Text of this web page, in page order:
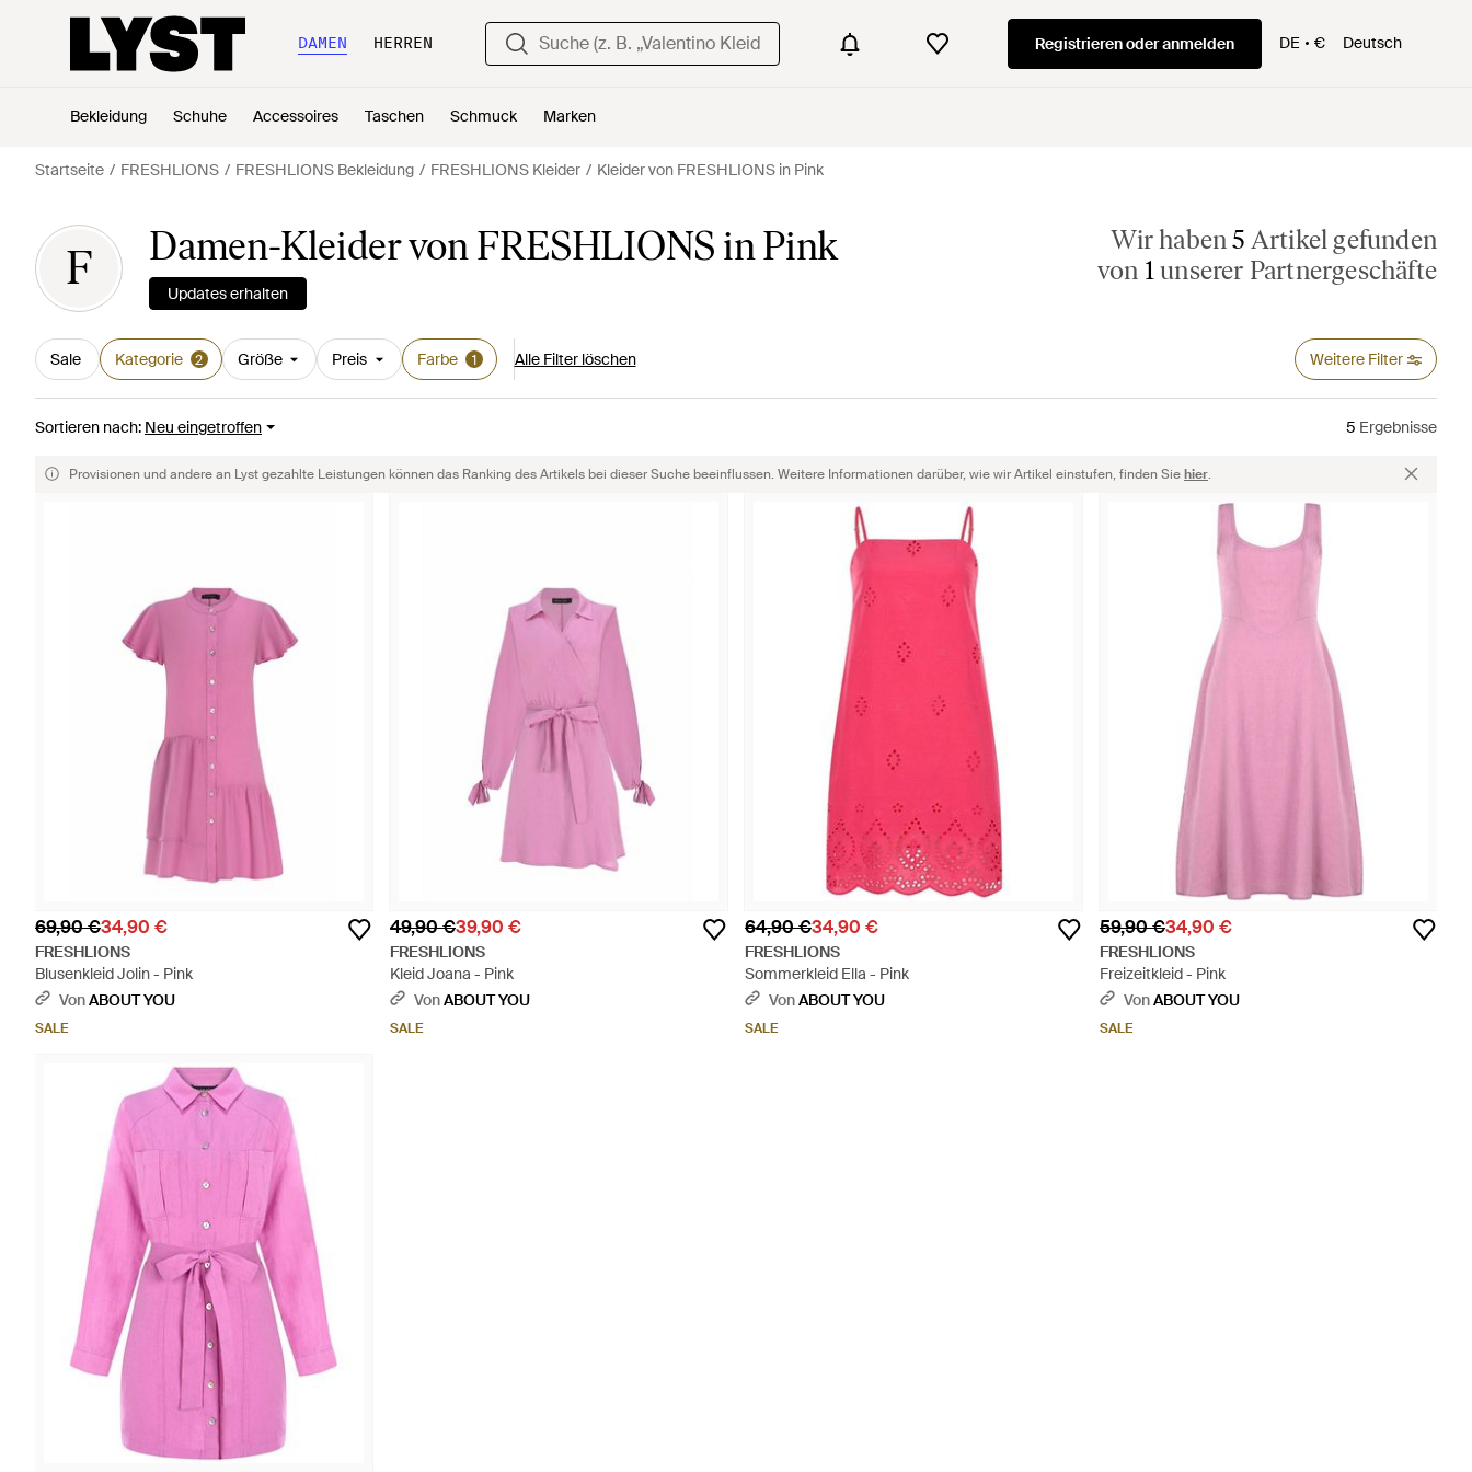
DAMEN HERREN Registrieren oder anmelden DE € Deutsch
Bekleidung Schuhe Accessoires Taschen Schmuck Marken
Startseite FRESHLIONS FRESHLIONS Bekleidung FRESHLIONS Kleider Kleider von FRESHLIONS in Pink
F Damen-Kleider von FRESHLIONS in Pink
Updates erhalten
Wir haben5 Artikel gefunden
von 1unserer Partnergeschäfte
Sale Kategorie 2 Größe Preis Farbe 1 Alle Filter löschen Weitere Filter
Sortieren nach: Neu eingetroffen 5 Ergebnisse
Provisionen und andere an Lyst gezahlte Leistungen können das Ranking des Artikels bei dieser Suche beeinflussen. Weitere Informationen darüber, wie wir Artikel einstufen, finden Siehier.
69,90 €34,90 €
FRESHLIONS
Blusenkleid Jolin - Pink
VonABOUT YOU
SALE
49,90 €39,90 €
FRESHLIONS
Kleid Joana - Pink
VonABOUT YOU
SALE
64,90 €34,90 €
FRESHLIONS
Sommerkleid Ella - Pink
VonABOUT YOU
SALE
59,90 €34,90 €
FRESHLIONS
Freizeitkleid - Pink
VonABOUT YOU
SALE